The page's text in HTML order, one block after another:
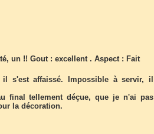
un !! Gout : excellent . Aspect : Fait
s'est affaissé.
Impossible à servir, il
final tellement déçue, que je n'ai pas
la décoration.